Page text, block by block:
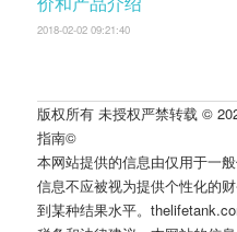
2018-02-02 09:21:40
版权所有 未授权严禁转载 ©
指南©️
本网站提供的信息由仅用于一
信息不应被视为提供个性化的
到某种结果水平。